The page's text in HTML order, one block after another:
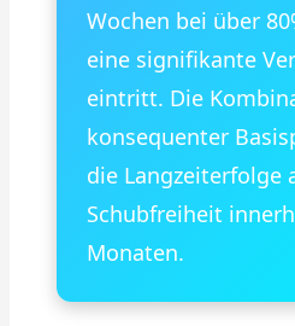
Wochen bei über
eine signifikante
eintritt. Die
konsequenter
die Langzeiterfolge
Schubfreiheit
Monaten.